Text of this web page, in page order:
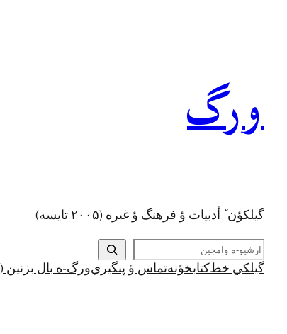
ورگ
گيلکؤن ٚ أدبیات ؤ فرهنگ ؤ غىره (۲۰۰۵ تايسه)
ج
س
تگيلکي خط کتابخؤنهتماس ؤ پىگيريورگ-ه بال بزنين (Support and Donation)